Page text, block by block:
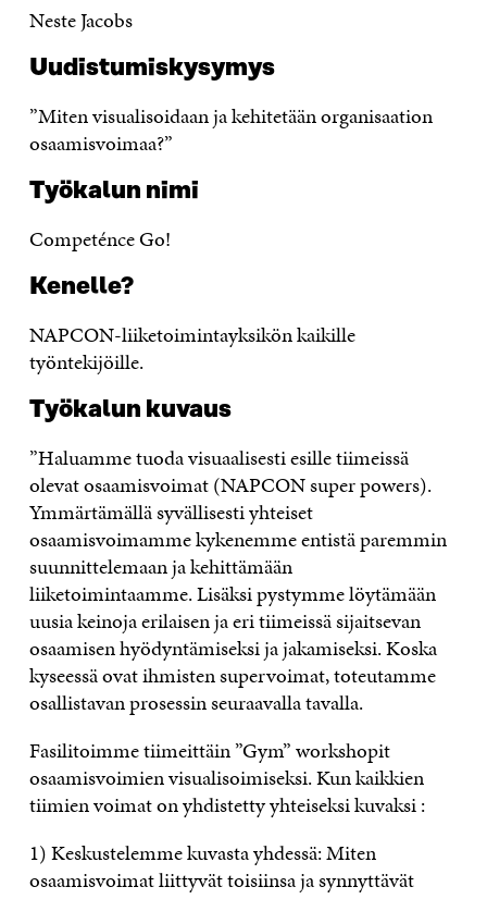
Neste Jacobs
Uudistumiskysymys
”Miten visualisoidaan ja kehitetään organisaation
osaamisvoimaa?”
Työkalun nimi
Competénce Go!
Kenelle?
NAPCON-liiketoimintayksikön kaikille
työntekijöille.
Työkalun kuvaus
”Haluamme tuoda visuaalisesti esille tiimeissä
olevat osaamisvoimat (NAPCON super powers).
Ymmärtämällä syvällisesti yhteiset
osaamisvoimamme kykenemme entistä paremmin
suunnittelemaan ja kehittämään
liiketoimintaamme. Lisäksi pystymme löytämään
uusia keinoja erilaisen ja eri tiimeissä sijaitsevan
osaamisen hyödyntämiseksi ja jakamiseksi. Koska
kyseessä ovat ihmisten supervoimat, toteutamme
osallistavan prosessin seuraavalla tavalla.
Fasilitoimme tiimeittäin ”Gym” workshopit
osaamisvoimien visualisoimiseksi. Kun kaikkien
tiimien voimat on yhdistetty yhteiseksi kuvaksi :
1) Keskustelemme kuvasta yhdessä: Miten
osaamisvoimat liittyvät toisiinsa ja synnyttävät